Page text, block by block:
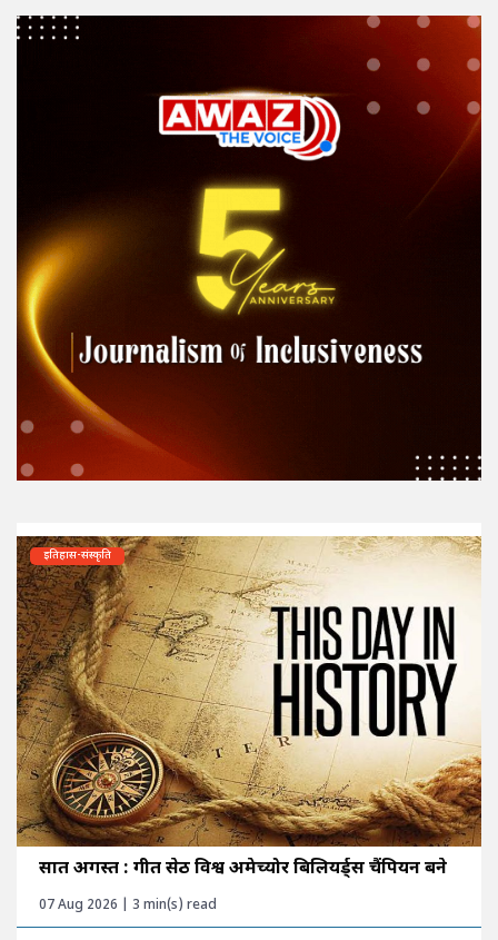
इतिहास-संस्कृति
सात अगस्त : गीत सेठी विश्व अमेच्योर बिलियर्ड्स चैंपियन बने
07 Aug 2026 | 3 min(s) read